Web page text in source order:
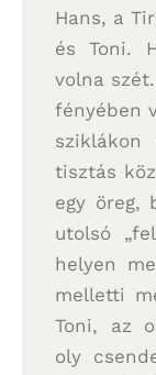
Hans, a
és Toni.
volna
fényében
sziklákon
tisztás
egy öreg,
utolsó
helyen
melletti
Toni, az
oly